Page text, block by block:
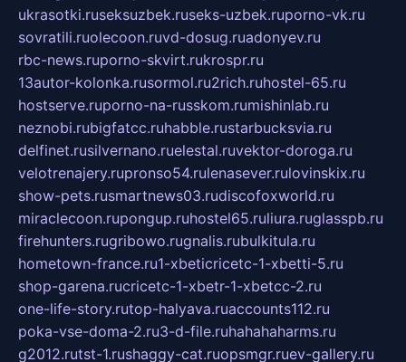
ukrasotki.ruseksuzbek.ruseks-uzbek.ruporno-vk.ru
sovratili.ruolecoon.ruvd-dosug.ruadonyev.ru
rbc-news.ruporno-skvirt.rukrospr.ru
13autor-kolonka.rusormol.ru2rich.ruhostel-65.ru
hostserve.ruporno-na-russkom.rumishinlab.ru
neznobi.rubigfatcc.ruhabble.rustarbucksvia.ru
delfinet.rusilvernano.ruelestal.ruvektor-doroga.ru
velotrenajery.rupronso54.rulenasever.rulovinskix.ru
show-pets.rusmartnews03.rudiscofoxworld.ru
miraclecoon.rupongup.ruhostel65.ruliura.ruglasspb.ru
firehunters.rugribowo.rugnalis.rubulkitula.ru
hometown-france.ru1-xbeticricetc-1-xbetti-5.ru
shop-garena.rucricetc-1-xbetr-1-xbetcc-2.ru
one-life-story.rutop-halyava.ruaccounts112.ru
poka-vse-doma-2.ru3-d-file.ruhahahaharms.ru
g2012.rutst-1.rushaggy-cat.ruopsmgr.ruev-gallery.ru